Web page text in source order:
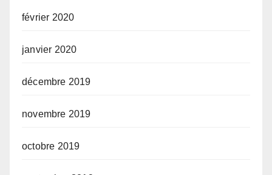
février 2020
janvier 2020
décembre 2019
novembre 2019
octobre 2019